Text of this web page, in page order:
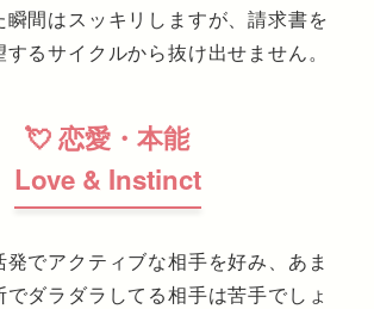
瞬間はスッキリしますが、請求書を
るサイクルから抜け出せません。
💘 恋愛・本能
Love & Instinct
発でアクティブな相手を好み、あま
でダラダラしてる相手は苦手でしょ